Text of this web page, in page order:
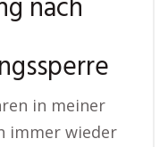
nach
in meiner
immer wieder